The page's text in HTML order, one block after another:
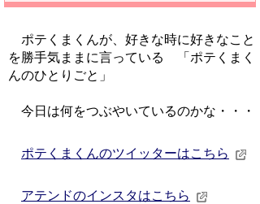
ポテくまくんが、好きな時に好きなこと
を勝手気ままに言っている 「ポテくまく
んのひとりごと」
今日は何をつぶやいているのかな・・・
ポテくまくんのツイッターはこちら
アテンドのインスタはこちら